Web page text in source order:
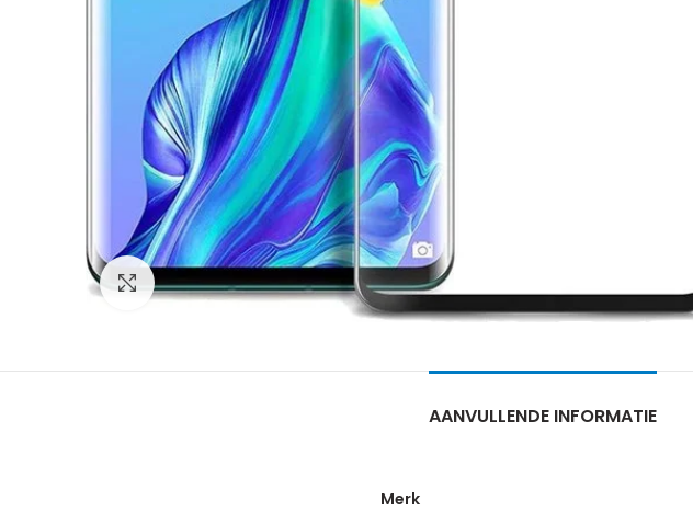
Click to enlarge
AANVULLENDE INFORMATIE
Merk